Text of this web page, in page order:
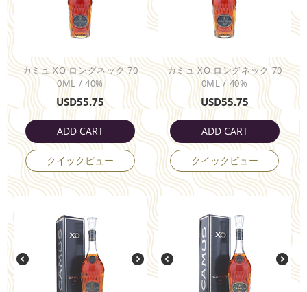
カミュ XO ロングネック 70
0ML / 40%
USD55.75
ADD CART
クイックビュー
カミュ XO ロングネック 70
0ML / 40%
USD55.75
ADD CART
クイックビュー